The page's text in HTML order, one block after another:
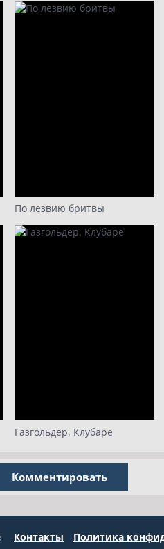
По лезвию бритвы
Газгольдер. Клубаре
Комментировать
Контакты Политика